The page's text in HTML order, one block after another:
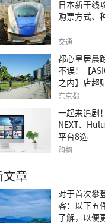
日本新干线
购票方式、
交通
都心皇居晨
不误！【
之内】店超
析！
东京都
一起来追剧
NEXT、
平台8选
购物
章
对于首次攀
客：以下五
了解，以便